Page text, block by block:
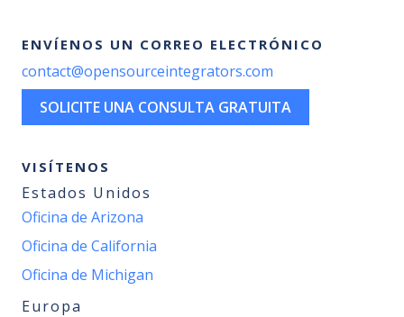
ENVÍENOS UN CORREO ELECTRÓNICO
contact@opensourceintegrators.com
SOLICITE UNA CONSULTA GRATUITA
VISÍTENOS
Estados Unidos
Oficina de Arizona
Oficina de California
Oficina de Michigan
Europa